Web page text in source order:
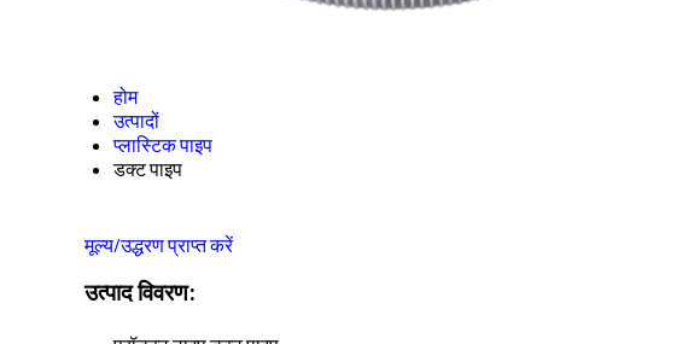
होम
उत्पादों
प्लास्टिक पाइप
डक्ट पाइप
मूल्य/उद्धरण प्राप्त करें
उत्पाद विवरण: